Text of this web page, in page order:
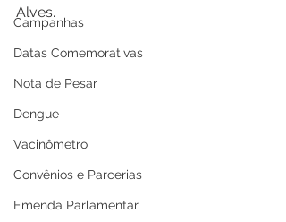
Campanhas
Datas Comemorativas
Nota de Pesar
Dengue
Vacinômetro
Convênios e Parcerias
Emenda Parlamentar
Alves.